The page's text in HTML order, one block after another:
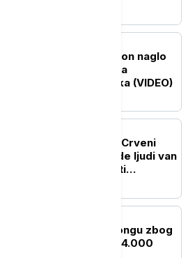
Drama iznad oblaka: Avion naglo
propao, u turbulencijama
povređeno čak 12 putnika (VIDEO)
Erupcija vulkana Fuego: Crveni
alarm u Gvatemali, hiljade ljudi van
svojih domova dok vlasti
SZO pojačava pomoć Kongu zbog
epidemije ebole, skoro 4.000